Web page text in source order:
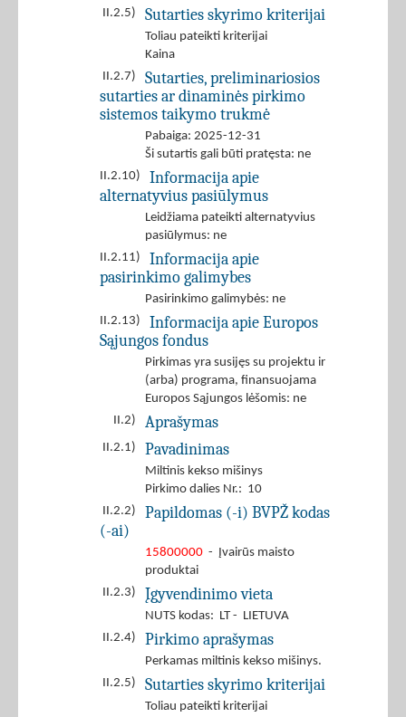
II.2.5)
Sutarties skyrimo kriterijai
Toliau pateikti kriterijai
Kaina
II.2.7)
Sutarties, preliminariosios
sutarties ar dinaminės pirkimo
sistemos taikymo trukmė
Pabaiga: 2025-12-31
Ši sutartis gali būti pratęsta: ne
II.2.10)
Informacija apie
alternatyvius pasiūlymus
Leidžiama pateikti alternatyvius
pasiūlymus: ne
II.2.11)
Informacija apie
pasirinkimo galimybes
Pasirinkimo galimybės: ne
II.2.13)
Informacija apie Europos
Sąjungos fondus
Pirkimas yra susijęs su projektu ir
(arba) programa, finansuojama
Europos Sąjungos lėšomis: ne
II.2)
Aprašymas
II.2.1) Pavadinimas
Miltinis kekso mišinys
Pirkimo dalies Nr.: 10
II.2.2)
Papildomas (-i) BVPŽ kodas
(-ai)
15800000 - Įvairūs maisto
produktai
II.2.3)
Įgyvendinimo vieta
NUTS kodas: LT - LIETUVA
II.2.4)
Pirkimo aprašymas
Perkamas miltinis kekso mišinys.
II.2.5)
Sutarties skyrimo kriterijai
Toliau pateikti kriterijai